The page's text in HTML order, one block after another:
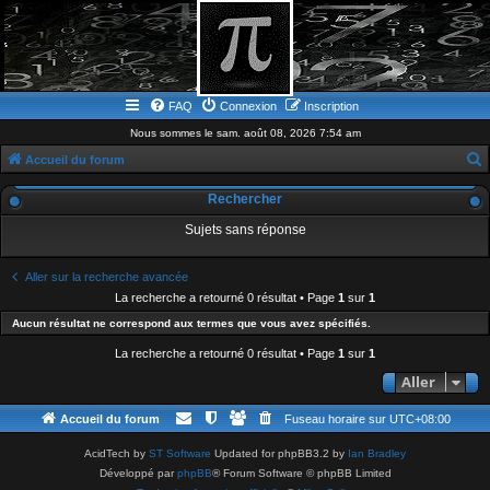
FAQ Connexion Inscription
Nous sommes le sam. août 08, 2026 7:54 am
Accueil du forum
e
c
Rechercher
Sujets sans réponse
Aller sur la recherche avancée
La recherche a retourné 0 résultat • Page 1 sur 1
Aucun résultat ne correspond aux termes que vous avez spécifiés.
La recherche a retourné 0 résultat • Page 1 sur 1
Aller
Accueil du forum Fuseau horaire sur UTC+08:00
AcidTech by ST Software Updated for phpBB3.2 by Ian Bradley
Développé parphpBB® Forum Software © phpBB Limited